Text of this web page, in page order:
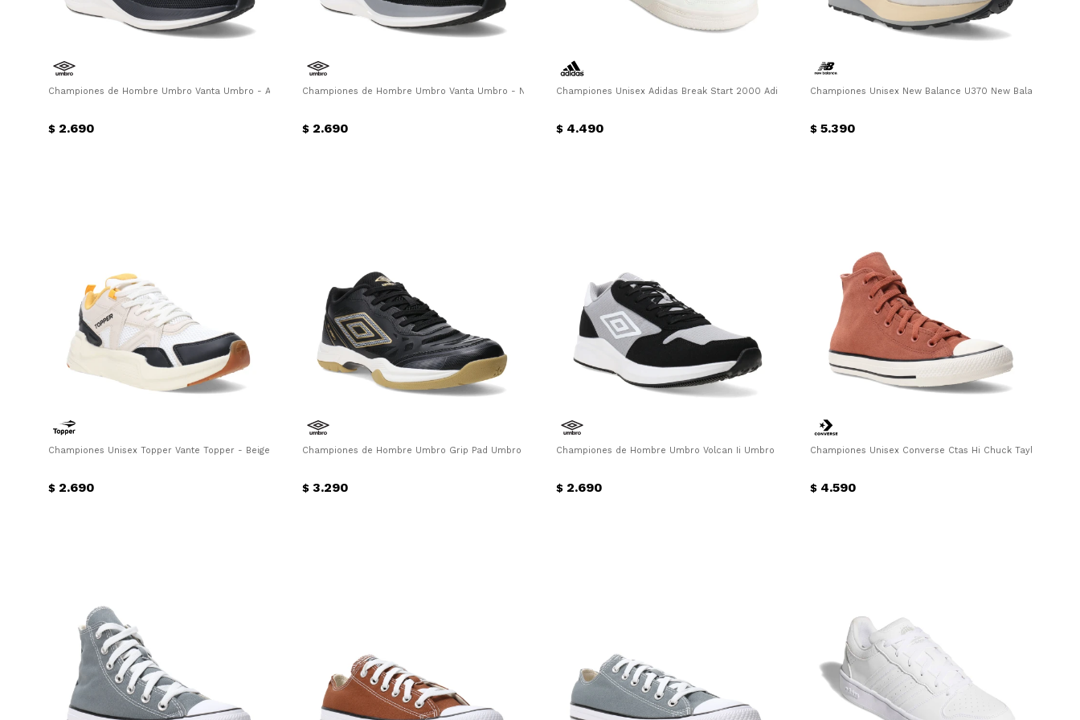
Championes de Hombre Umbro Vanta Umbro - Azul
$ 2.690
Championes de Hombre Umbro Vanta Umbro - Negro
$ 2.690
Championes Unisex Adidas Break Start 2000 Adidas - Blanco - Bordó
$ 4.490
Championes Unisex New Balance U370 New Balance -
$ 5.390
Championes Unisex Topper Vante Topper - Beige - Negro
$ 2.690
Championes de Hombre Umbro Grip Pad Umbro - Negro
$ 3.290
Championes de Hombre Umbro Volcan Ii Umbro - Gris - Negro
$ 2.690
Championes Unisex Converse Ctas Hi Chuck Taylor All
$ 4.590